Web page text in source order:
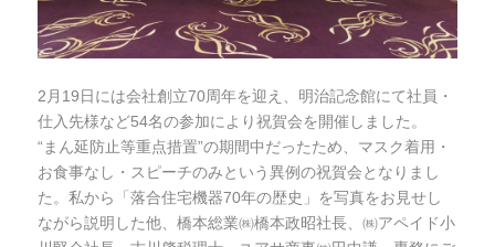
2月19日には会社創立70周年を迎え、明治記念館にて社員・
仕入先様など54名の参加により祝賀会を開催しました。
“まん延防止等重点措置”の期間中だったため、マスク着用・
お食事なし・スピーチのみという異例の祝賀会となりまし
た。私から「落合住宅機器70年の歴史」を写真をお見せし
ながら説明した他、橋本総業㈱橋本政昭社長、㈱アペイド小